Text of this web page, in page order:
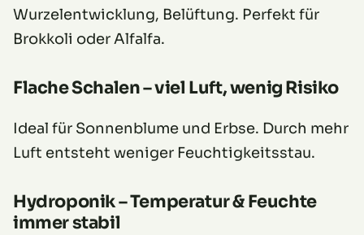
Wurzelentwicklung, Belüftung. Perfekt für
Brokkoli oder Alfalfa.
Flache Schalen – viel Luft, wenig Risiko
Ideal für Sonnenblume und Erbse. Durch mehr
Luft entsteht weniger Feuchtigkeitsstau.
Hydroponik – Temperatur & Feuchte
immer stabil